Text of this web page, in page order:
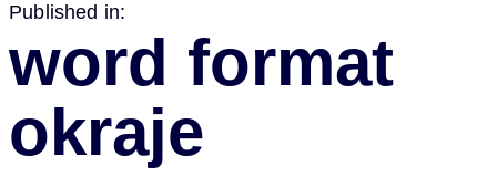
Published in:
word format
okraje